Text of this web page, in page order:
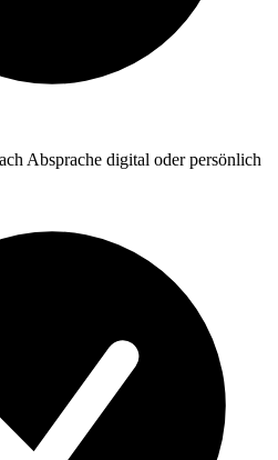
Absprache digital oder persönlich